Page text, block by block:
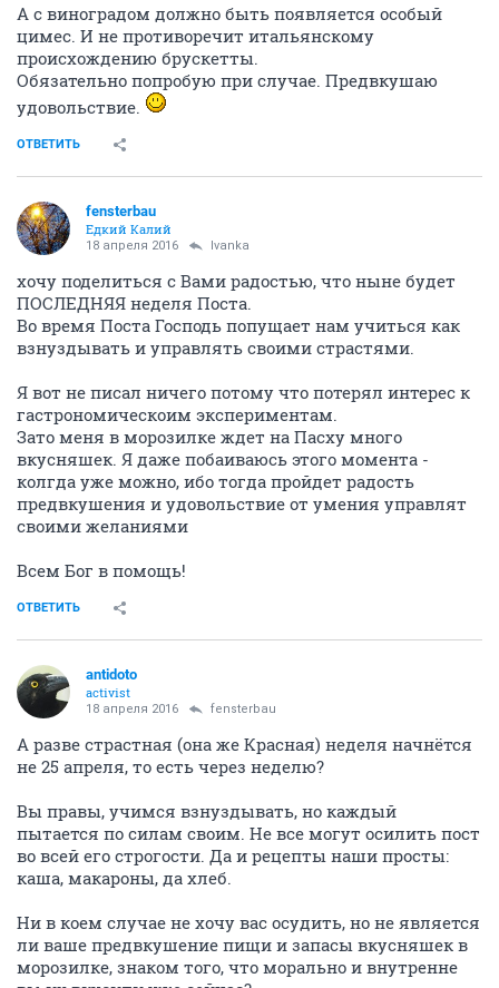
А с виноградом должно быть появляется особый
цимес. И не противоречит итальянскому
происхождению брускетты.
Обязательно попробую при случае. Предвкушаю
удовольствие.
ОТВЕТИТЬ
fensterbau
Едкий Калий
18 апреля 2016 Ivanka
хочу поделиться с Вами радостью, что ныне будет
ПОСЛЕДНЯЯ неделя Поста.
Во время Поста Господь попущает нам учиться как
взнуздывать и управлять своими страстями.
Я вот не писал ничего потому что потерял интерес к
гастрономическоим экспериментам.
Зато меня в морозилке ждет на Пасху много
вкусняшек. Я даже побаиваюсь этого момента -
колгда уже можно, ибо тогда пройдет радость
предвкушения и удовольствие от умения управлят
своими желаниями
Всем Бог в помощь!
ОТВЕТИТЬ
antidoto
activist
18 апреля 2016 fensterbau
А разве страстная (она же Красная) неделя начнётся
не 25 апреля, то есть через неделю?
Вы правы, учимся взнуздывать, но каждый
пытается по силам своим. Не все могут осилить пост
во всей его строгости. Да и рецепты наши просты:
каша, макароны, да хлеб.
Ни в коем случае не хочу вас осудить, но не является
ли ваше предвкушение пищи и запасы вкусняшек в
морозилке, знаком того, что морально и внутренне